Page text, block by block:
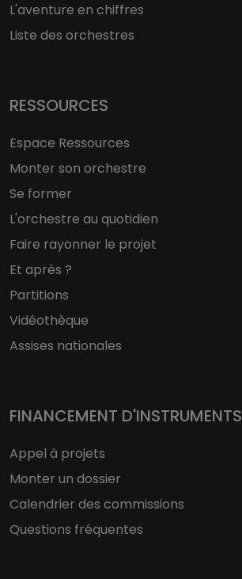
L'aventure en chiffres
Liste des orchestres
RESSOURCES
Espace Ressources
Monter son orchestre
Se former
L'orchestre au quotidien
Faire rayonner le projet
Et après ?
Partitions
Vidéothèque
Assises nationales
FINANCEMENT D'INSTRUMENTS
Appel à projets
Monter un dossier
Calendrier des commissions
Questions fréquentes